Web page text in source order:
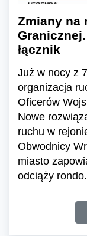
Zmiany na
łącznik
Już w nocy z
organizacja
Oficerów
Nowe
ruchu w
Obwodnicy
miasto
odciąży rondo.